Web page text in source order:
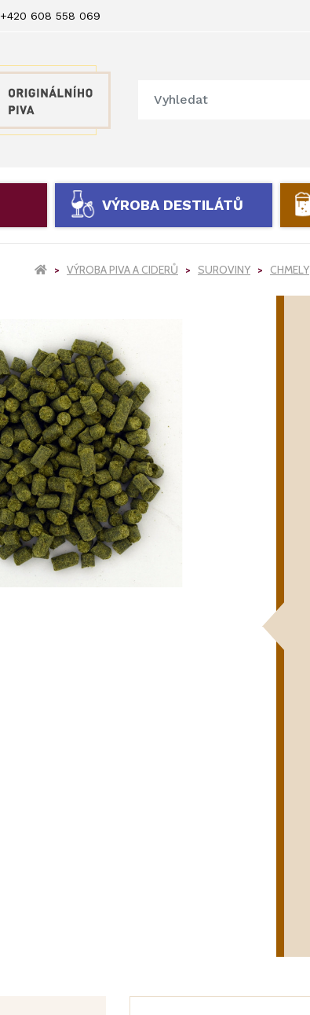
+420 608 558 069
VÝROBA DESTILÁTŮ
VÝROBA PIVA A CIDERŮ SUROVINY CHMELY